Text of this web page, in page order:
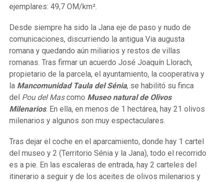
ejemplares: 49,7 OM/km².
Desde siempre ha sido la Jana eje de paso y nudo de
comunicaciones, discurriendo la antigua Via augusta
romana y quedando aún miliarios y restos de villas
romanas. Tras firmar un acuerdo José Joaquín Llorach,
propietario de la parcela, el ayuntamiento, la cooperativa y
la Mancomunidad Taula del Sénia, se habilitó su finca
del Pou del Mascomo Museo natural de Olivos
Milenarios. En ella, en menos de 1 hectárea, hay 21 olivos
milenarios y algunos son muy espectaculares.
Tras dejar el coche en el aparcamiento, donde hay 1 cartel
del museo y 2 (Territorio Sénia y la Jana), todo el recorrido
es a pie. En las escaleras de entrada, hay 2 carteles del
itinerario a seguir y de los aceites de olivos milenarios y